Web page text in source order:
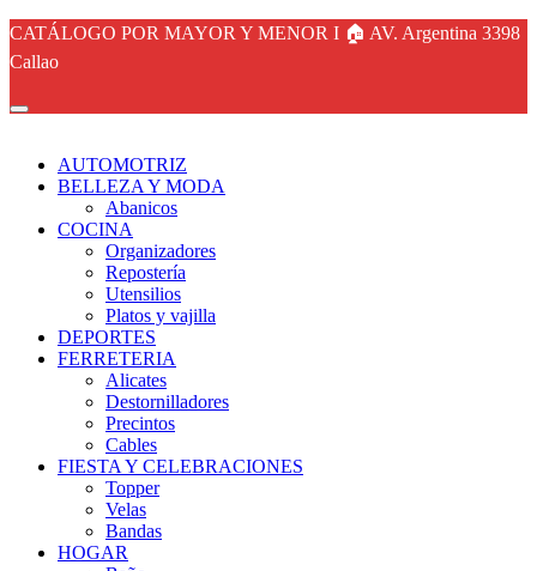
CATÁLOGO POR MAYOR Y MENOR I 🏠 AV. Argentina 3398
Callao
AUTOMOTRIZ
BELLEZA Y MODA
Abanicos
COCINA
Organizadores
Repostería
Utensilios
Platos y vajilla
DEPORTES
FERRETERIA
Alicates
Destornilladores
Precintos
Cables
FIESTA Y CELEBRACIONES
Topper
Velas
Bandas
HOGAR